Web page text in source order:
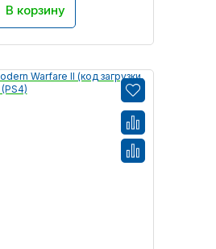
В корзину